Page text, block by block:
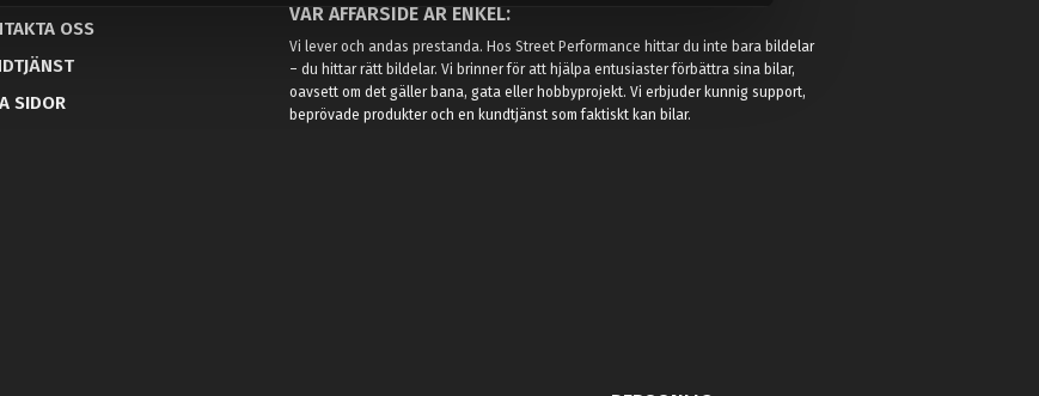
OSS
SIDOR
VÅR AFFÄRSIDÉ ÄR ENKEL:
Vi lever och andas prestanda. Hos Street Performance hittar du inte bara bildelar
– du hittar rätt bildelar. Vi brinner för att hjälpa entusiaster förbättra sina bilar,
oavsett om det gäller bana, gata eller hobbyprojekt. Vi erbjuder kunnig support,
beprövade produkter och en kundtjänst som faktiskt kan bilar.